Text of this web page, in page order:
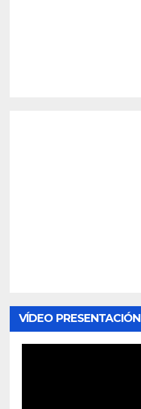
VÍDEO PRESENTACIÓN